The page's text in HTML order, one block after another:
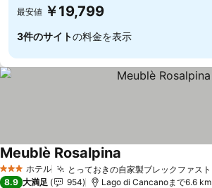
最安値 ￥19,799
3件のサイトの料金を表示
3 ホテルのランク
ホテル とっておきの自家製ブレックファスト
Meublè Rosalpina
8.9 大満足 954 Lago di Cancanoまで6.6 km